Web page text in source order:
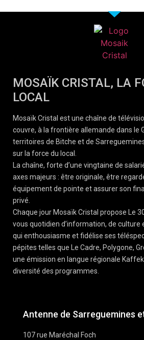
MOSAÏK CRISTAL, LA
LOCAL
Mosaïk Cristal est une chaîne de
couvre, à la frontière allemande dans le
territoires de Bitche et de
sur la force du local.
La chaîne, forte d’une vingtaine de
axes majeurs : être originale, être
équipement de pointe et assurer son
privé.
Chaque jour Mosaïk Cristal propose Le
vous quotidien d’information, de
qui enthousiasme et fidélise ses
pépites telles que Le Cadre, Polygone,
une émission en langue régionale
diversité des programmes.
Antenne de Sarreguemines
107 rue Maréchal Foch